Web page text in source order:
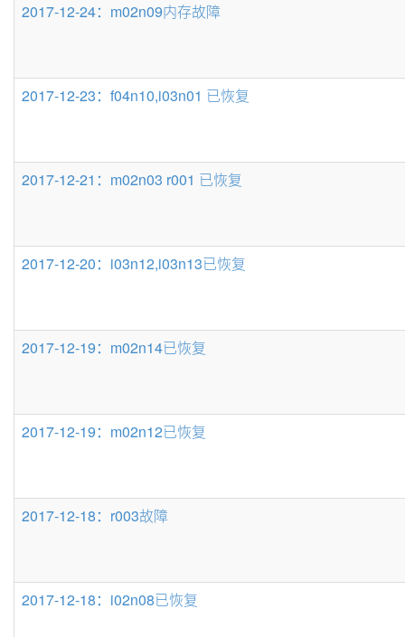
2017-12-24：m02n09内存故障
2017-12-23：f04n10,i03n01 已恢复
2017-12-21：m02n03 r001 已恢复
2017-12-20：i03n12,i03n13已恢复
2017-12-19：m02n14已恢复
2017-12-19：m02n12已恢复
2017-12-18：r003故障
2017-12-18：i02n08已恢复